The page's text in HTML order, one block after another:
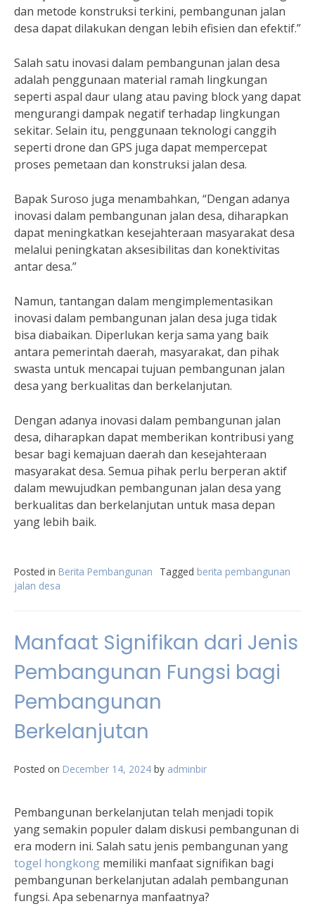
dan metode konstruksi terkini, pembangunan jalan
desa dapat dilakukan dengan lebih efisien dan efektif.”
Salah satu inovasi dalam pembangunan jalan desa
adalah penggunaan material ramah lingkungan
seperti aspal daur ulang atau paving block yang dapat
mengurangi dampak negatif terhadap lingkungan
sekitar. Selain itu, penggunaan teknologi canggih
seperti drone dan GPS juga dapat mempercepat
proses pemetaan dan konstruksi jalan desa.
Bapak Suroso juga menambahkan, “Dengan adanya
inovasi dalam pembangunan jalan desa, diharapkan
dapat meningkatkan kesejahteraan masyarakat desa
melalui peningkatan aksesibilitas dan konektivitas
antar desa.”
Namun, tantangan dalam mengimplementasikan
inovasi dalam pembangunan jalan desa juga tidak
bisa diabaikan. Diperlukan kerja sama yang baik
antara pemerintah daerah, masyarakat, dan pihak
swasta untuk mencapai tujuan pembangunan jalan
desa yang berkualitas dan berkelanjutan.
Dengan adanya inovasi dalam pembangunan jalan
desa, diharapkan dapat memberikan kontribusi yang
besar bagi kemajuan daerah dan kesejahteraan
masyarakat desa. Semua pihak perlu berperan aktif
dalam mewujudkan pembangunan jalan desa yang
berkualitas dan berkelanjutan untuk masa depan
yang lebih baik.
Posted in Berita Pembangunan Tagged berita pembangunan
jalan desa
Manfaat Signifikan dari Jenis
Pembangunan Fungsi bagi
Pembangunan
Berkelanjutan
Posted on December 14, 2024 by adminbir
Pembangunan berkelanjutan telah menjadi topik
yang semakin populer dalam diskusi pembangunan di
era modern ini. Salah satu jenis pembangunan yang
togel hongkong memiliki manfaat signifikan bagi
pembangunan berkelanjutan adalah pembangunan
fungsi. Apa sebenarnya manfaatnya?